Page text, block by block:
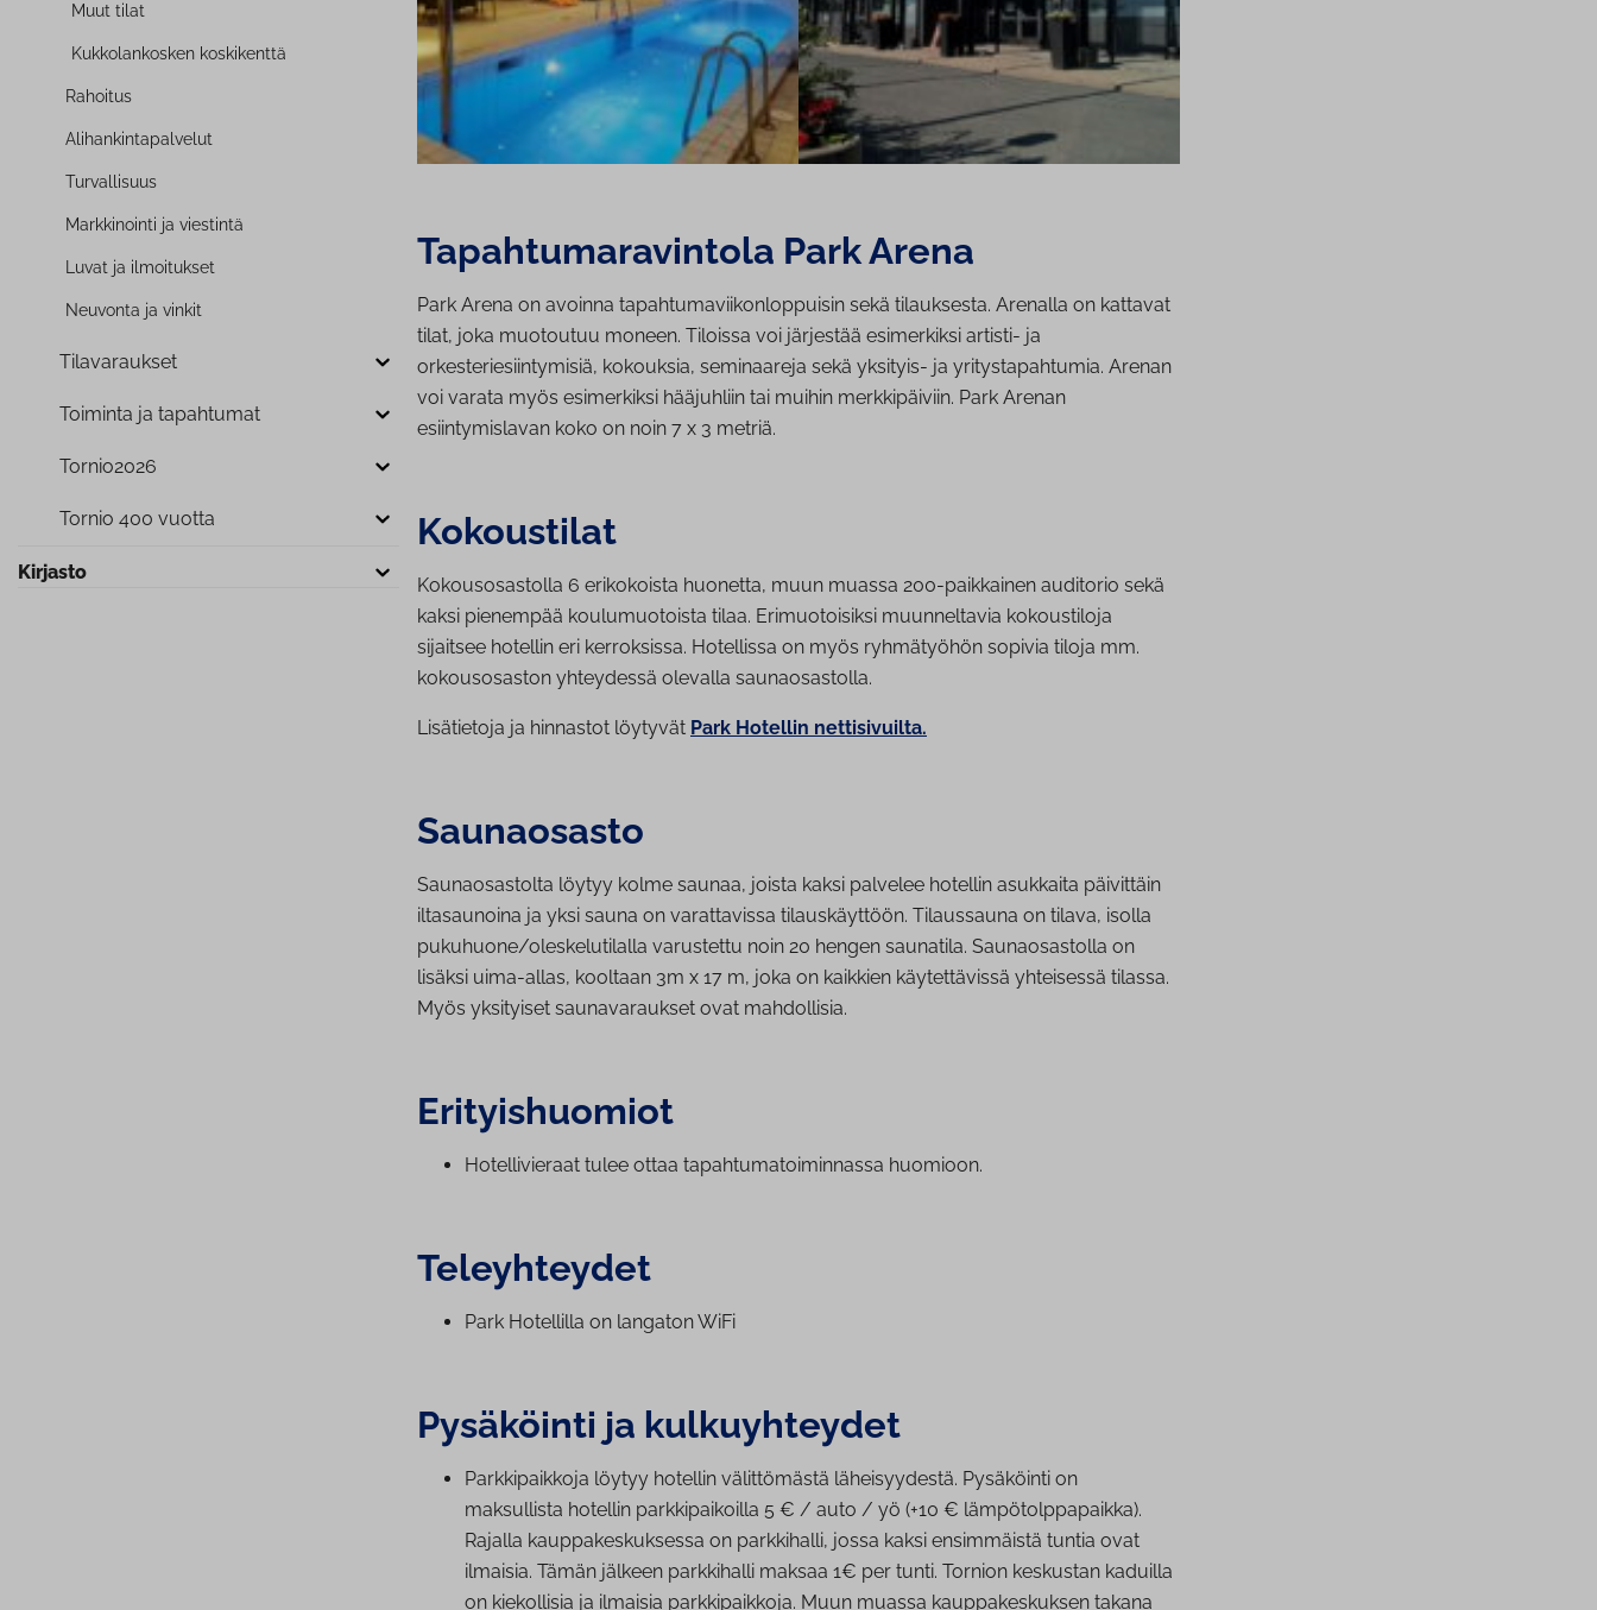
Muut tilat
Kuk­ko­lan­kos­ken koskikenttä
Rahoitus
Ali­han­kin­ta­pal­ve­lut
Tur­val­li­suus
Mark­ki­noin­ti ja viestintä
Luvat ja ilmoitukset
Neuvonta ja vinkit
Ti­la­va­rauk­set
Toiminta ja tapahtumat
Tornio2026
Tornio 400 vuotta
Kirjasto
Ta­pah­tu­ma­ra­vin­to­la Park Arena
Park Arena on avoinna tapahtumaviikonloppuisin sekä tilauksesta. Arenalla on kattavat
tilat, joka muotoutuu moneen. Tiloissa voi järjestää esimerkiksi artisti- ja
orkesteriesiintymisiä, kokouksia, seminaareja sekä yksityis- ja yritystapahtumia. Arenan
voi varata myös esimerkiksi hääjuhliin tai muihin merkkipäiviin. Park Arenan
esiintymislavan koko on noin 7 x 3 metriä.
Kokoustilat
Kokousosastolla 6 erikokoista huonetta, muun muassa 200-paikkainen auditorio sekä
kaksi pienempää koulumuotoista tilaa. Erimuotoisiksi muunneltavia kokoustiloja
sijaitsee hotellin eri kerroksissa. Hotellissa on myös ryhmätyöhön sopivia tiloja mm.
kokousosaston yhteydessä olevalla saunaosastolla.
Lisätietoja ja hinnastot löytyvät Park Hotellin nettisivuilta.
Saunaosasto
Saunaosastolta löytyy kolme saunaa, joista kaksi palvelee hotellin asukkaita päivittäin
iltasaunoina ja yksi sauna on varattavissa tilauskäyttöön. Tilaussauna on tilava, isolla
pukuhuone/oleskelutilalla varustettu noin 20 hengen saunatila. Saunaosastolla on
lisäksi uima-allas, kooltaan 3m x 17 m, joka on kaikkien käytettävissä yhteisessä tilassa.
Myös yksityiset saunavaraukset ovat mahdollisia.
Eri­tyis­huo­miot
Ho­tel­li­vie­raat tulee ottaa ta­pah­tu­ma­toi­min­nas­sa huomioon.
Te­leyh­tey­det
Park Hotellilla on langaton WiFi
Pysäköinti ja kul­ku­yh­tey­det
Park­ki­paik­ko­ja löytyy hotellin vä­lit­tö­mäs­tä lä­hei­syy­des­tä. Pysäköinti on
maksullista hotellin park­ki­pai­koil­la 5 € / auto / yö (+10 € läm­pö­tolp­pa­paik­ka).
Rajalla kaup­pa­kes­kuk­ses­sa on parkkihalli, jossa kaksi ensimmäistä tuntia ovat
ilmaisia. Tämän jälkeen parkkihalli maksaa 1€ per tunti. Tornion keskustan kaduilla
on kiekollisia ja ilmaisia park­ki­paik­ko­ja. Muun muassa kaup­pa­kes­kuk­sen takana